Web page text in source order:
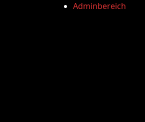
Adminbereich